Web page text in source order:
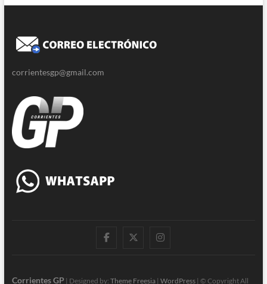
corrientesgp@gmail.com
| TwitterInstagram
Corrientes GP | Designed by: Theme Freesia| WordPress| © Copyright All